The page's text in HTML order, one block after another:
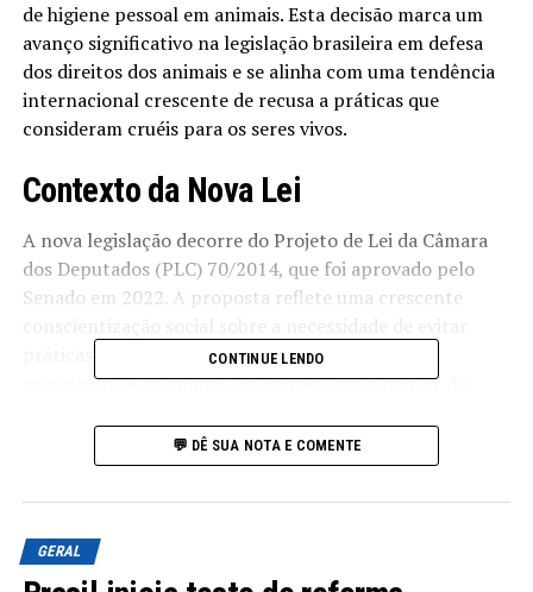
de higiene pessoal em animais. Esta decisão marca um
avanço significativo na legislação brasileira em defesa
dos direitos dos animais e se alinha com uma tendência
internacional crescente de recusa a práticas que
consideram cruéis para os seres vivos.
Contexto da Nova Lei
A nova legislação decorre do Projeto de Lei da Câmara
dos Deputados (PLC) 70/2014, que foi aprovado pelo
Senado em 2022. A proposta reflete uma crescente
práticas desumanas e desnecessárias em
experimentação animal, de acordo com o relator do
Uma Tendência Global
União Europeia, além de nações como Coreia do Sul,
Israel, Nova Zelândia e Índia, que já implementaram
CONTINUE LENDO
💬 DÊ SUA NOTA E COMENTE
GERAL